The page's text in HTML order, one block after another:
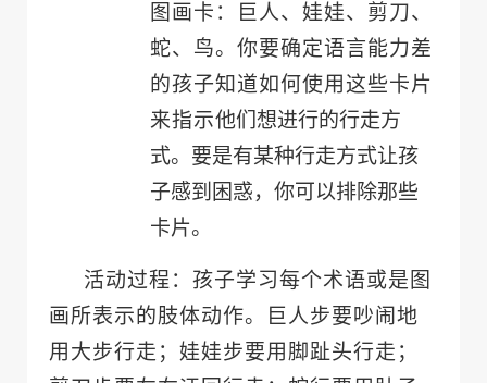
图画卡：巨人、娃娃、剪刀、
蛇、鸟。你要确定语言能力差
的孩子知道如何使用这些卡片
来指示他们想进行的行走方
式。要是有某种行走方式让孩
子感到困惑，你可以排除那些
卡片。
活动过程：孩子学习每个术语或是图
画所表示的肢体动作。巨人步要吵闹地
用大步行走；娃娃步要用脚趾头行走；